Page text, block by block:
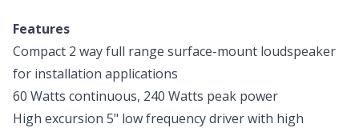
Features
Compact 2 way full range surface-mount loudspeaker
for installation applications
60 Watts continuous, 240 Watts peak power
High excursion 5" low frequency driver with high